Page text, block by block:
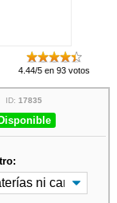
4.44/5 en 93 votos
ID:17835